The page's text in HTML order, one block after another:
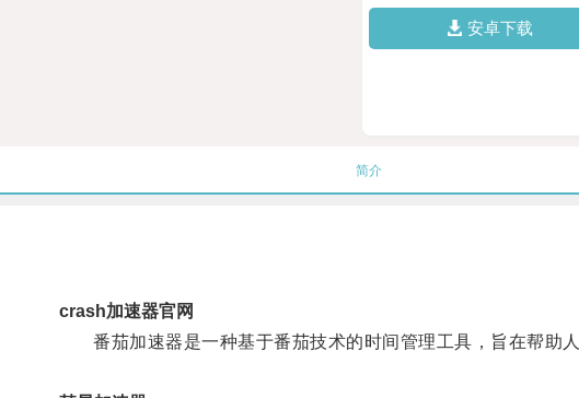
安卓下载
简介
crash加速器官网
番茄加速器是一种基于番茄技术的时间管理工具，旨在帮助人